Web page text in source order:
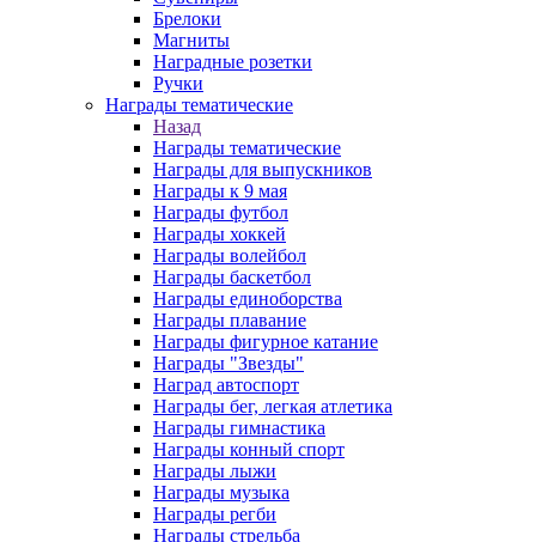
Брелоки
Магниты
Наградные розетки
Ручки
Награды тематические
Назад
Награды тематические
Награды для выпускников
Награды к 9 мая
Награды футбол
Награды хоккей
Награды волейбол
Награды баскетбол
Награды единоборства
Награды плавание
Награды фигурное катание
Награды "Звезды"
Наград автоспорт
Награды бег, легкая атлетика
Награды гимнастика
Награды конный спорт
Награды лыжи
Награды музыка
Награды регби
Награды стрельба